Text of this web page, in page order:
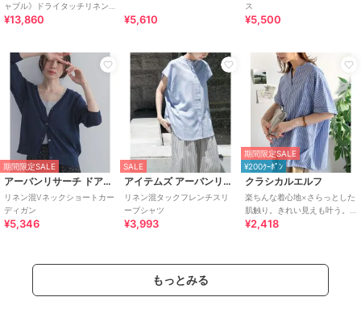
ャブル》ドライタッチリネン
混ガウチョパン
¥13,860 ¥5,610
ス
¥5,500
期間限定SALE
アーバンリサーチ ドアーズ
リネン混Vネックショートカー
ディガン
¥5,346
SALE
アイテムズ アーバンリサーチ
リネン混タックフレンチスリ
ーブシャツ
¥3,993
期間限定SALE
¥200ｸｰﾎﾟﾝ
クラシカルエルフ
楽ちんな着心地×さらっとした
肌触り。きれい見えも叶う。
リネン混バンドカラースキッ
¥2,418
もっとみる